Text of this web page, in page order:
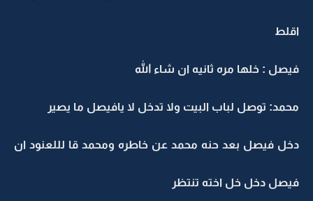
اقلط
فيصل : خلها مره ثانيه ان شاء الله
محمد: توصل لباب البيت ولا تدخل لا يافيصل ما يصير
دخل فيصل بعد حنه محمد عن خاطره ومحمد قا لللعنود ان
فيصل دخل خل اخته تنتظر